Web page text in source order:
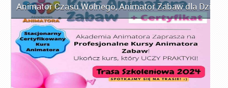
Animator Czasu Wolnego,Animator Zabaw dla Dzieci